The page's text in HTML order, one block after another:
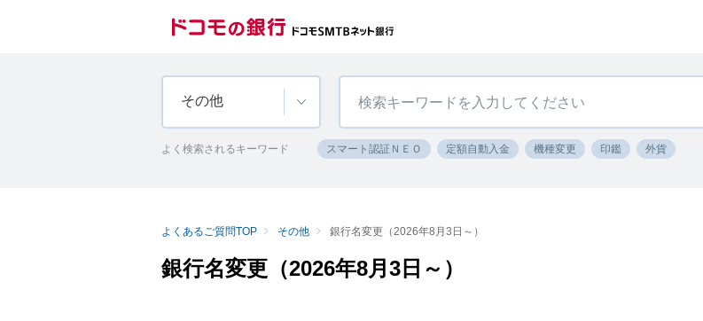
その他
よく検索されるキーワード スマート認証ＮＥＯ 定額自動入金 機種変更 印鑑 外貨
よくあるご質問TOP その他 銀行名変更（2026年8月3日～）
銀行名変更（2026年8月3日～）